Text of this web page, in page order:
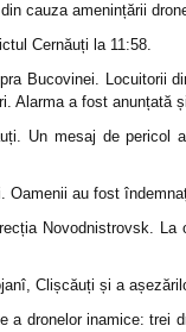
cauza amenințării
Cernăuți la 11:58.
Bucovinei. Locuitorii
Alarma a fost anunțată
Un mesaj de pericol
Oamenii au fost
Novodnistrovsk. La
Clișcăuți și a
a dronelor inamice: trei